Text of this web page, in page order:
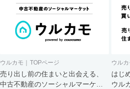
ウルカモ｜TOPページ
売り出し前の住まいと出会える、
中古不動産のソーシャルマーケッ
ウル
はじ
ウル